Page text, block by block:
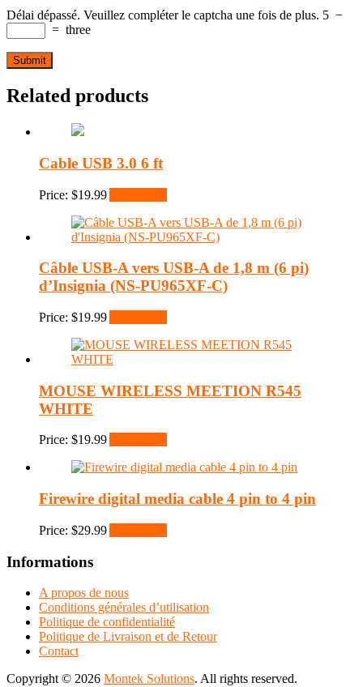
Délai dépassé. Veuillez compléter le captcha une fois de plus. 5 −
= three
Related products
Cable USB 3.0 6 ft
Price: $19.99
Câble USB-A vers USB-A de 1,8 m (6 pi)
d’Insignia (NS-PU965XF-C)
Price: $19.99
MOUSE WIRELESS MEETION R545
WHITE
Price: $19.99
Firewire digital media cable 4 pin to 4 pin
Price: $29.99
Informations
A propos de nous
Conditions générales d’utilisation
Politique de confidentialité
Politique de Livraison et de Retour
Contact
Copyright © 2026 Montek Solutions. All rights reserved.